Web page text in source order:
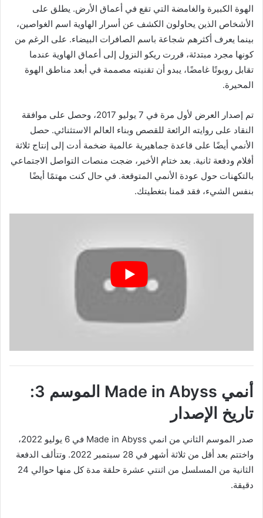
الهوة الكبيرة والغامضة التي تقع في أعماق الأرض. يطلق على
الأشخاص الذين يحاولون الكشف عن أسرار الهاوية اسم الغواصين،
بينما يعرف أكثرهم شجاعة باسم الصافرات البيضاء. على الرغم من
كونها مجرد مبتدئة، قررت ريكو النزول إلى أعماق الهاوية عندما
تقابل روبوتًا غامضًا، يبدو أن تقنيته مصممة في أبعد مناطق الهوة
المحيرة.
تم إصدار العرض لأول مرة في 7 يوليو 2017، وحصل على موافقة
النقاد على روايته الرائعة للقصص وبناء العالم الاستثنائي. حصل
الأنمي أيضًا على قاعدة جماهيرية عالمية ضخمة أدت إلى إنتاج ثلاثة
أفلام ودفعة ثانية. بعد ختام الأخير، ضجت منصات التواصل الاجتماعي
بالتكهنات حول عودة الأنمي المتوقعة. في حال كنت مهتمًا أيضًا
بنفس الشيء، فقد قمنا بتغطيتك.
أنمي Made in Abyss الموسم 3:
تاريخ الإصدار
صدر الموسم الثاني من انمي Made in Abyss في 6 يوليو 2022،
واختتم بعد أقل من ثلاثة أشهر في 28 سبتمبر 2022. وتتألف الدفعة
الثانية من المسلسل من اثنتي عشرة حلقة مدة كل منها حوالي 24
دقيقة.